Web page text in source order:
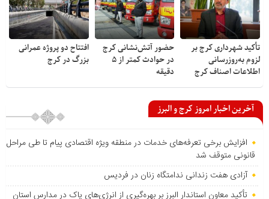
تأکید شهرداری کرج بر
لزوم به‌روزرسانی
اطلاعات اصناف کرج
حضور آتش‌نشانی کرج
در حوادث کمتر از ۵
دقیقه
افتتاح دو پروژه عمرانی
بزرگ در کرج
آخرین اخبار امروز کرج و البرز
افزایش برخی تعرفه‌های خدمات در منطقه ویژه اقتصادی پیام تا طی مراحل
قانونی متوقف شد
آزادی هفت زندانی ندامتگاه زنان در فردیس
تأکید معاون استاندار البرز بر بهره‌گیری از انرژی‌های پاک در مدارس استان